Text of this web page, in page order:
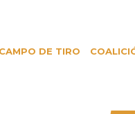
CAMPO DE TIRO